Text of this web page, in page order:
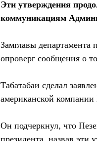
Эти утверждения
коммуникациям
Замглавы
опроверг сообщения о
Табатабаи сделал
американской компании
Он подчеркнул, что
президента, назвав